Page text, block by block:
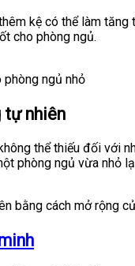
kệ có thể làm
cho phòng ngủ.
ngủ nhỏ
tự nhiên
thể thiếu đối với
phòng ngủ vừa nhỏ
bằng cách mở rộng